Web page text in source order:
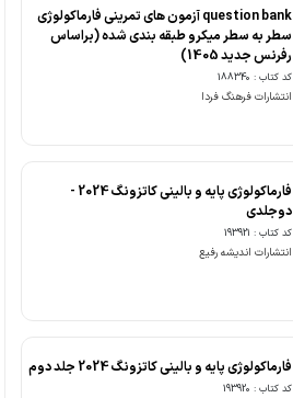
question bank آزمون های تمرینی فارماکولوژی
سطر به سطر میکرو طبقه بندی شده (براساس
رفرنس جدید 1405)
کد کتاب : 188340
انتشارات فرهنگ فردا
فارماکولوژی پایه و بالینی کاتزونگ 2024 -
دوجلدی
کد کتاب : 193921
انتشارات اندیشه رفیع
فارماکولوژی پایه و بالینی کاتزونگ 2024 جلد دوم
کد کتاب : 193920